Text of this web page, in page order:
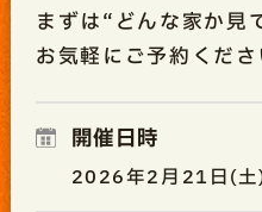
まずは“どんな家か見
お気軽にご予約くだ
開催日時
2026年2月21日(